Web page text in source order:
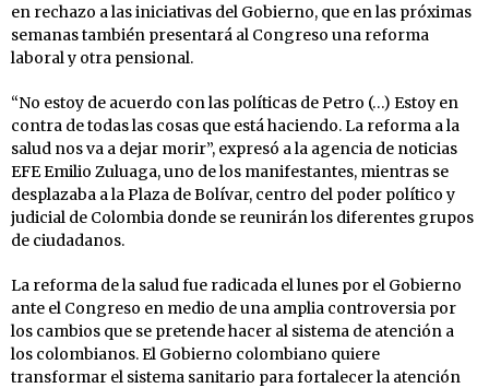
en rechazo a las iniciativas del Gobierno, que en las próximas
semanas también presentará al Congreso una reforma
laboral y otra pensional.
“No estoy de acuerdo con las políticas de Petro (…) Estoy en
contra de todas las cosas que está haciendo. La reforma a la
salud nos va a dejar morir”, expresó a la agencia de noticias
EFE Emilio Zuluaga, uno de los manifestantes, mientras se
desplazaba a la Plaza de Bolívar, centro del poder político y
judicial de Colombia donde se reunirán los diferentes grupos
de ciudadanos.
La reforma de la salud fue radicada el lunes por el Gobierno
ante el Congreso en medio de una amplia controversia por
los cambios que se pretende hacer al sistema de atención a
los colombianos. El Gobierno colombiano quiere
transformar el sistema sanitario para fortalecer la atención